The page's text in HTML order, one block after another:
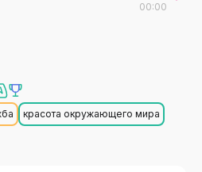
00:00
красота окружающего мира